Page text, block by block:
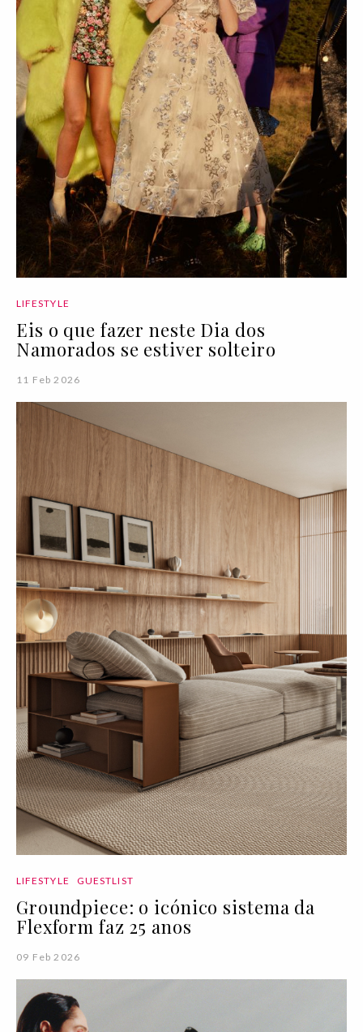
LIFESTYLE
Eis o que fazer neste Dia dos
Namorados se estiver solteiro
11 Feb 2026
LIFESTYLE GUESTLIST
Groundpiece: o icónico sistema da
Flexform faz 25 anos
09 Feb 2026